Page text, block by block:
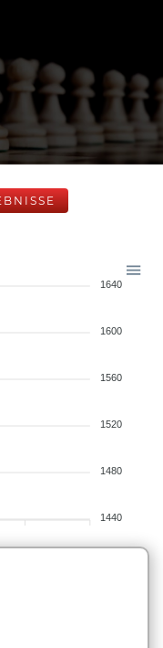
1640
1600
1560
1520
1480
1440